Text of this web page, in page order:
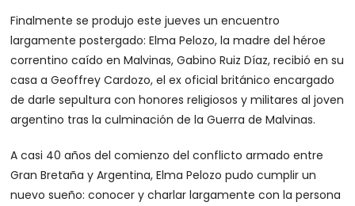
Finalmente se produjo este jueves un encuentro
largamente postergado: Elma Pelozo, la madre del héroe
correntino caído en Malvinas, Gabino Ruiz Díaz, recibió en su
casa a Geoffrey Cardozo, el ex oficial británico encargado
de darle sepultura con honores religiosos y militares al joven
argentino tras la culminación de la Guerra de Malvinas.
A casi 40 años del comienzo del conflicto armado entre
Gran Bretaña y Argentina, Elma Pelozo pudo cumplir un
nuevo sueño: conocer y charlar largamente con la persona